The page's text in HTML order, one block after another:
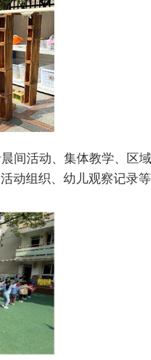
间活动、集体教学、区域
动组织、幼儿观察记录等